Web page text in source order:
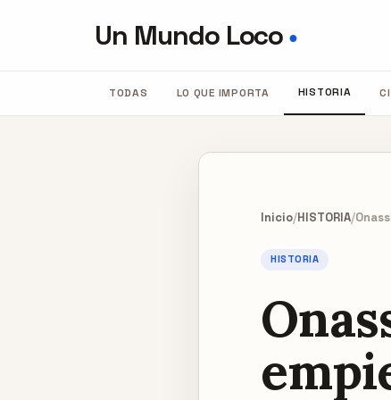
Un Mundo Loco ●
TODAS LO QUE IMPORTA HISTORIA
Inicio/HISTORIA/
HISTORIA